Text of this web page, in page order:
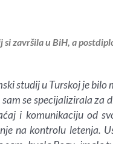
završila u BiH, a
studij u Turskoj je bilo
sam se specijalizirala za
i komunikaciju od
na kontrolu letenja.